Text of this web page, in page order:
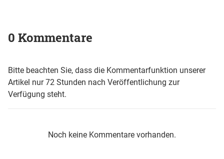
0 Kommentare
Bitte beachten Sie, dass die Kommentarfunktion unserer
Artikel nur 72 Stunden nach Veröffentlichung zur
Verfügung steht.
Noch keine Kommentare vorhanden.